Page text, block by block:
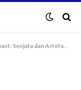
dan Artefak Terbaik